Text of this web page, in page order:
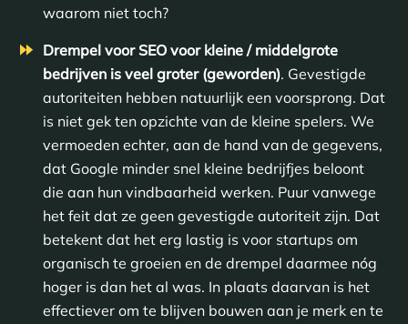
waarom niet toch?
Drempel voor SEO voor kleine / middelgrote
bedrijven is veel groter (geworden). Gevestigde
autoriteiten hebben natuurlijk een voorsprong. Dat
is niet gek ten opzichte van de kleine spelers. We
vermoeden echter, aan de hand van de gegevens,
dat Google minder snel kleine bedrijfjes beloont
die aan hun vindbaarheid werken. Puur vanwege
het feit dat ze geen gevestigde autoriteit zijn. Dat
betekent dat het erg lastig is voor startups om
organisch te groeien en de drempel daarmee nóg
hoger is dan het al was. In plaats daarvan is het
effectiever om te blijven bouwen aan je merk en te